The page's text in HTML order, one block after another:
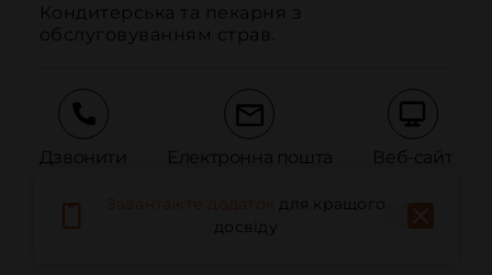
Кондитерська та пекарня з
обслуговуванням страв.
Дзвонити Електронна пошта Веб-сайт
Повідомити про проблему
для кращого
досвіду